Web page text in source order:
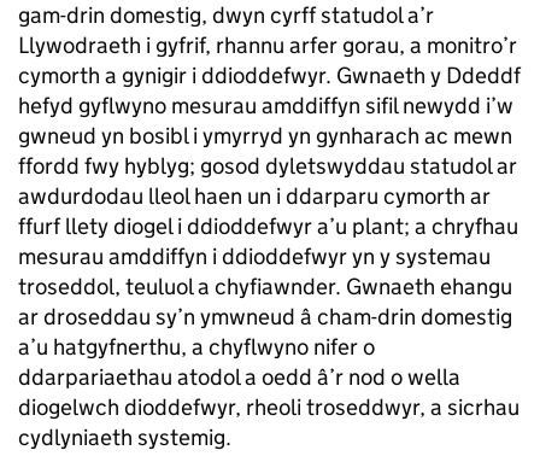
gam-drin domestig, dwyn cyrff statudol a’r
Llywodraeth i gyfrif, rhannu arfer gorau, a monitro’r
cymorth a gynigir i ddioddefwyr. Gwnaeth y Ddeddf
hefyd gyflwyno mesurau amddiffyn sifil newydd i’w
gwneud yn bosibl i ymyrryd yn gynharach ac mewn
ffordd fwy hyblyg; gosod dyletswyddau statudol ar
awdurdodau lleol haen un i ddarparu cymorth ar
ffurf llety diogel i ddioddefwyr a’u plant; a chryfhau
mesurau amddiffyn i ddioddefwyr yn y systemau
troseddol, teuluol a chyfiawnder. Gwnaeth ehangu
ar droseddau sy’n ymwneud â cham-drin domestig
a’u hatgyfnerthu, a chyflwyno nifer o
ddarpariaethau atodol a oedd â’r nod o wella
diogelwch dioddefwyr, rheoli troseddwyr, a sicrhau
cydlyniaeth systemig.